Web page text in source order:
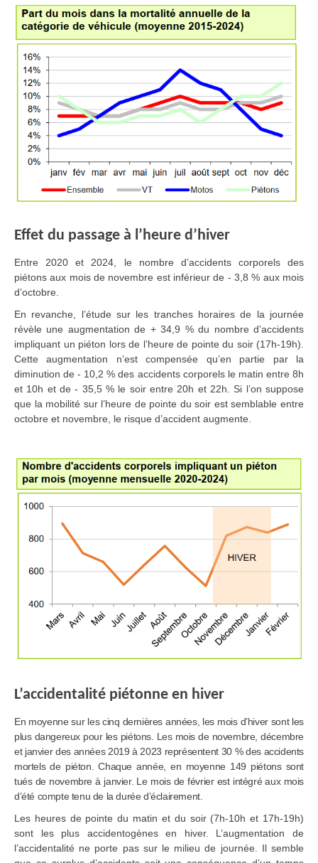
Effet du passage à l’heure d’hiver
Entre 2020 et 2024, le nombre d’accidents corporels des
piétons aux mois de novembre est inférieur de - 3,8 % aux mois
d’octobre.
En revanche, l’étude sur les tranches horaires de la journée
révèle une augmentation de + 34,9 % du nombre d’accidents
impliquant un piéton lors de l’heure de pointe du soir (17h-19h).
Cette augmentation n’est compensée qu’en partie par la
diminution de - 10,2 % des accidents corporels le matin entre 8h
et 10h et de - 35,5 % le soir entre 20h et 22h. Si l’on suppose
que la mobilité sur l’heure de pointe du soir est semblable entre
octobre et novembre, le risque d’accident augmente.
L’accidentalité piétonne en hiver
En moyenne sur les cinq dernières années, les mois d’hiver sont les
plus dangereux pour les piétons. Les mois de novembre, décembre
et janvier des années 2019 à 2023 représentent 30 % des accidents
mortels de piéton. Chaque année, en moyenne 149 piétons sont
tués de novembre à janvier. Le mois de février est intégré aux mois
d’été compte tenu de la durée d’éclairement.
Les heures de pointe du matin et du soir (7h-10h et 17h-19h)
sont les plus accidentogènes en hiver. L’augmentation de
l’accidentalité ne porte pas sur le milieu de journée. Il semble